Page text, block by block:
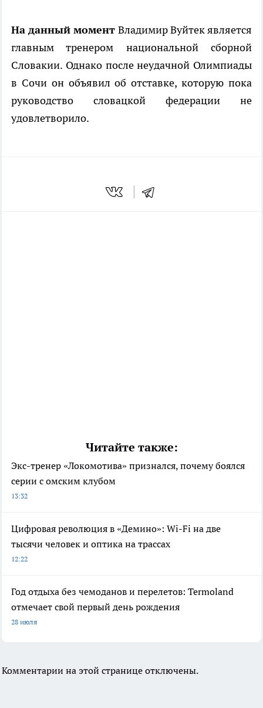
На данный момент Владимир Вуйтек является
главным тренером национальной сборной
Словакии. Однако после неудачной Олимпиады
в Сочи он объявил об отставке, которую пока
руководство словацкой федерации не
удовлетворило.
Читайте также:
Экс-тренер «Локомотива» признался, почему боялся
серии с омским клубом
13:32
Цифровая революция в «Демино»: Wi-Fi на две
тысячи человек и оптика на трассах
12:22
Год отдыха без чемоданов и перелетов: Termoland
отмечает свой первый день рождения
28 июля
Комментарии на этой странице отключены.